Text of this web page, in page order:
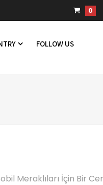
0
FOLLOW US
Meraklıları İçin Bir